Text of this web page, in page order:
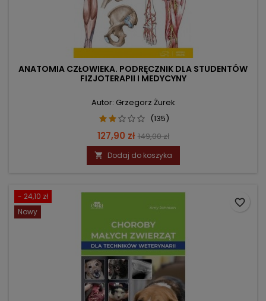
ANATOMIA CZŁOWIEKA. PODRĘCZNIK DLA STUDENTÓW
FIZJOTERAPII I MEDYCYNY
Autor: Grzegorz Żurek
(135)
Cena
127,90 zł Cena
podstawowa
149,00 zł
 Dodaj do koszyka
- 24,10 zł
Nowy
favorite_border